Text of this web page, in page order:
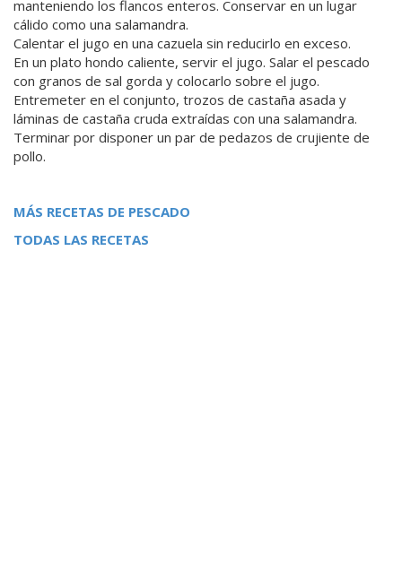
manteniendo los flancos enteros. Conservar en un lugar
cálido como una salamandra.
Calentar el jugo en una cazuela sin reducirlo en exceso.
En un plato hondo caliente, servir el jugo. Salar el pescado
con granos de sal gorda y colocarlo sobre el jugo.
Entremeter en el conjunto, trozos de castaña asada y
láminas de castaña cruda extraídas con una salamandra.
Terminar por disponer un par de pedazos de crujiente de
pollo.
MÁS RECETAS DE PESCADO
TODAS LAS RECETAS